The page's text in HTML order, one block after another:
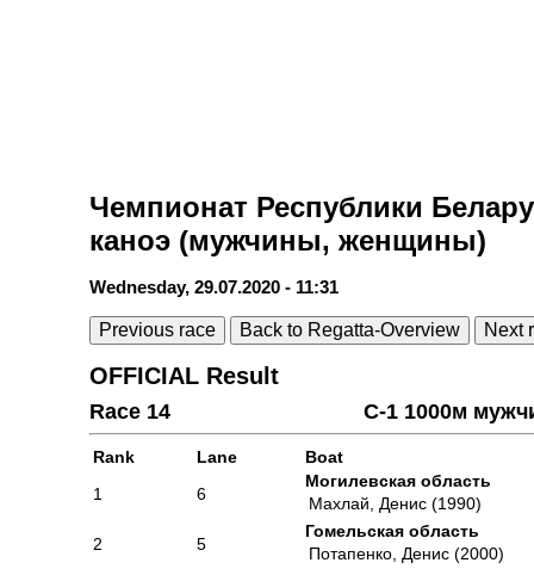
Чемпионат Республики
каноэ (мужчины, женщины)
Wednesday, 29.07.2020 - 11:31
Previous race Back to Regatta-Overview Next
OFFICIAL Result
Race 14 С-1 1000м
Rank Lane
Boat
1
6
Могилевская область
Махлай, Денис (1990)
2 5
Гомельская область
Потапенко, Денис (2000)